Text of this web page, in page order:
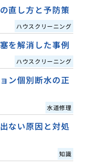
直し方と予防策
ハウスクリーニング
を解消した事例
ハウスクリーニング
ン個別断水の正
水道修理
ない原因と対処
知識